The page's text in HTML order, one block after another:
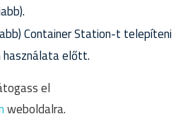
Container Station-t telepíteni
használata előtt.
el
weboldalra.